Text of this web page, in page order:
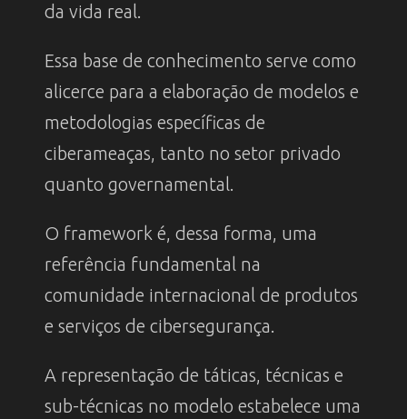
da vida real.
Essa base de conhecimento serve como
alicerce para a elaboração de modelos e
metodologias específicas de
ciberameaças, tanto no setor privado
quanto governamental.
O framework é, dessa forma, uma
referência fundamental na
comunidade internacional de produtos
e serviços de cibersegurança.
A representação de táticas, técnicas e
sub-técnicas no modelo estabelece uma